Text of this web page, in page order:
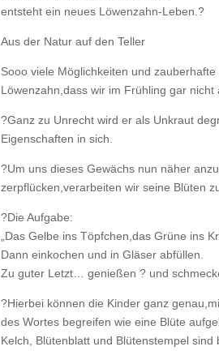
entsteht ein neues Löwenzahn-Leben.?
Aus der Natur auf den Teller
Sooo viele Möglichkeiten und
Löwenzahn,dass wir im Frühling gar nicht
?Ganz zu Unrecht wird er als Unkraut
Eigenschaften in sich.
?Um uns dieses Gewächs nun näher
zerpflücken,verarbeiten wir seine Blüten
?Die Aufgabe:
„Das Gelbe ins Töpfchen,das Grüne ins
Dann einkochen und in Gläser abfüllen.
Zu guter Letzt… genießen ? und
?️Hierbei können die Kinder ganz
des Wortes begreifen wie eine Blüte
Kelch, Blütenblatt und Blütenstempel